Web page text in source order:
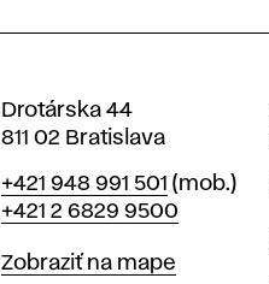
Drotárska 44
811 02 Bratislava
Telefón
+421 948 991 501 (mob.)
+421 2 6829 9500
Mapa
Zobraziť na mape